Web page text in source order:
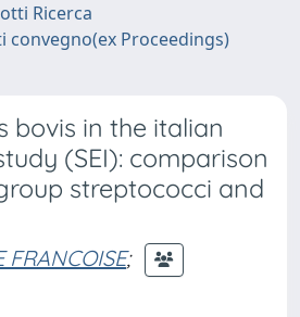
Ricerca
convegno(ex Proceedings)
bovis in the italian
(SEI): comparison
streptococci and
FRANCOISE;